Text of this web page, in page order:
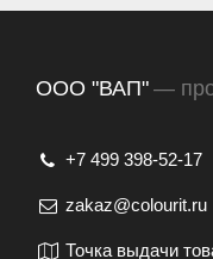
ООО "ВАП" —
+7 499 398-52-17
zakaz@colourit.ru
Точка выдачи